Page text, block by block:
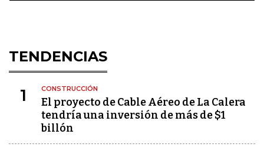
TENDENCIAS
1 CONSTRUCCIÓN
El proyecto de Cable Aéreo de La Calera
tendría una inversión de más de $1
billón